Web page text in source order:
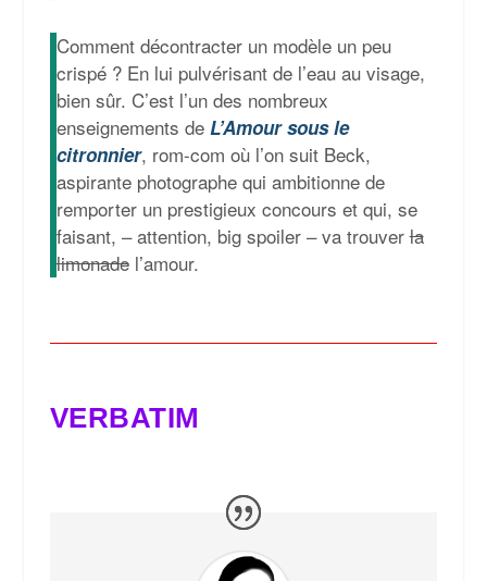
Comment décontracter un modèle un peu
crispé ? En lui pulvérisant de l’eau au visage,
bien sûr. C’est l’un des nombreux
enseignements de L’Amour sous le
citronnier, rom-com où l’on suit Beck,
aspirante photographe qui ambitionne de
remporter un prestigieux concours et qui, se
faisant, – attention, big spoiler – va trouverla
limonadel’amour.
VERBATIM